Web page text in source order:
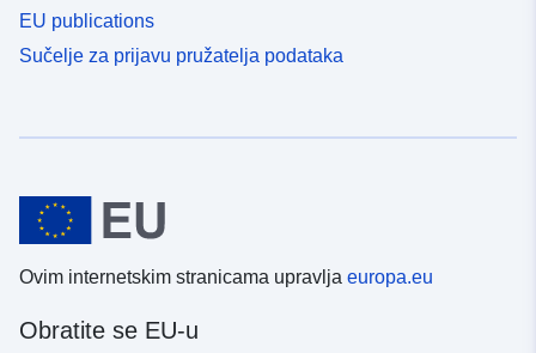
EU publications
Sučelje za prijavu pružatelja podataka
Ovim internetskim stranicama upravlja europa.eu
Obratite se EU-u